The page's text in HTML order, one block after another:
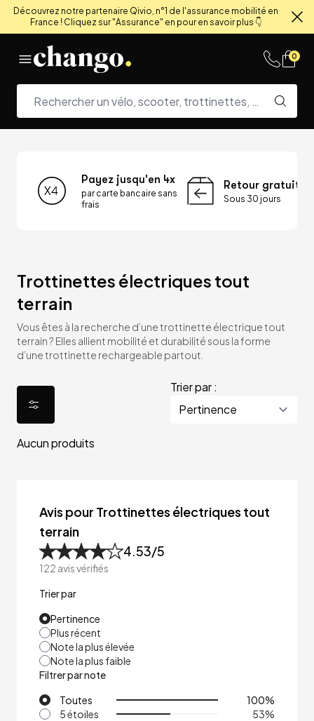
Découvrez notre partenaire Qivio, n°1 de l'assurance mobilité en
France ! Cliquez sur "Assurance" en pour en savoir plus 👇
0
Payez jusqu'en 4x
par carte bancaire sans
frais
Retour gratuit
Sous 30 jours
Trottinettes électriques tout
terrain
Vous êtes à la recherche d’une trottinette électrique tout
terrain ? Elles allient mobilité et durabilité sous la forme
d’une trottinette rechargeable partout.
Trier par :
Aucun produits
Avis pour Trottinettes électriques tout
terrain
4.53/5
122 avis vérifiés
Trier par
Pertinence
Plus récent
Note la plus élevée
Note la plus faible
Filtrer par note
Toutes
100%
5 étoiles
53%